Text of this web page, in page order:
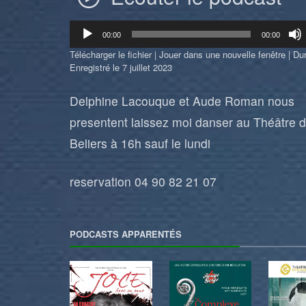
Lecteur
audio
00:00 00:00
Télécharger le fichier| Jouer dans une nouvelle fenêtre |
Enregistré le 7 juillet 2023
Delphine Lacouque et Aude Roman nous
presentent laissez moi danser au Théâtre
Beliers à 16h sauf le lundi
reservation 04 90 82 21 07
PODCASTS APPARENTÉS